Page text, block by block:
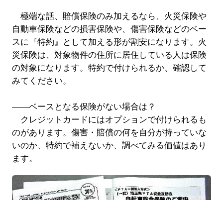
極端な話、賠償保険のみ加えるなら、火災保険や
自動車保険などの損害保険や、傷害保険などのベー
スに『特約』として加える形が割安になります。火
災保険は、対象物件の住所に居住している人は保険
の対象になります。特約で付けられるか、確認して
みてください。
――ベースとなる保険がない場合は？
クレジットカードにはオプションで付けられるも
のがあります。傷害・賠償の何を自分が持っていな
いのか、特約で補えないか、調べてみる価値はあり
ます。